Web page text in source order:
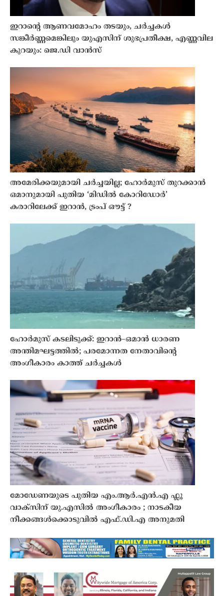
ഇറാൻ്റെ ആണവമോഹം തടയും, ചർച്ചകൾ
സങ്കീർണ്ണമെങ്കിലും യുഎസിന് ശുഭപ്രതീക്ഷ, എണ്ണവില
കുറയും: ജെ.ഡി വാൻസ്
അമേരിക്കയുമായി ചർച്ചയില്ല; ഹോർമുസ് തുറക്കാൻ
ഒമാനുമായി പുതിയ ‘മിഡിൽ കോറിഡോർ’
കരാറിലേക്ക് ഇറാൻ, ട്രംപ് ഔട്ട് ?
ഹോർമുസ് കടലിടുക്ക്: ഇറാൻ–ഒമാൻ ധാരണ
അന്തിമഘട്ടത്തിൽ; പരമോന്നത നേതാവിന്റെ
അംഗീകാരം കാത്ത് ചർച്ചകൾ
മോഡേണയുടെ പുതിയ എം.ആർ.എൻ.എ ഫ്ലൂ
വാക്സിന് യു.എസിൽ അംഗീകാരം ; നാടകീയ
നീക്കങ്ങൾക്കൊടുവിൽ എഫ്.ഡി.എ അനുമതി